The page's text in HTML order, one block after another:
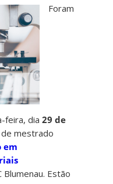
Foram
feira, dia29 de
de mestrado
em
Blumenau. Estão